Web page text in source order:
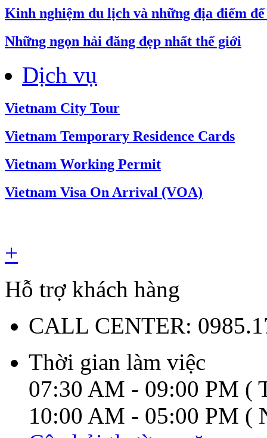
Kinh nghiệm du lịch và những địa điểm
Những ngọn hải đăng đẹp nhất thế giới
Dịch vụ
Vietnam City Tour
Vietnam Temporary Residence Cards
Vietnam Working Permit
Vietnam Visa On Arrival (VOA)
+
Hỗ trợ khách hàng
CALL CENTER:
Thời gian làm việc
07:30 AM - 09:00 PM (
10:00 AM - 05:00 PM (